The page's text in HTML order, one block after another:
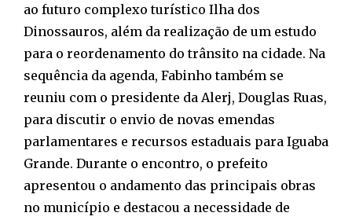
ao futuro complexo turístico Ilha dos
Dinossauros, além da realização de um estudo
para o reordenamento do trânsito na cidade. Na
sequência da agenda, Fabinho também se
reuniu com o presidente da Alerj, Douglas Ruas,
para discutir o envio de novas emendas
parlamentares e recursos estaduais para Iguaba
Grande. Durante o encontro, o prefeito
apresentou o andamento das principais obras
no município e destacou a necessidade de